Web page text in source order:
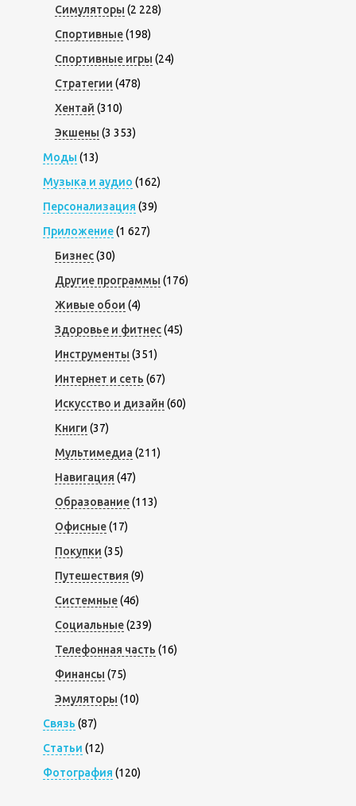
Симуляторы (2 228)
Спортивные(198)
Спортивные игры (24)
Стратегии (478)
Хентай (310)
Экшены (3 353)
Моды (13)
Музыка и аудио (162)
Персонализация (39)
Приложение(1 627)
Бизнес(30)
Другие программы (176)
Живые обои (4)
Здоровье и фитнес(45)
Инструменты (351)
Интернет и сеть (67)
Искусство и дизайн (60)
Книги (37)
Мультимедиа (211)
Навигация (47)
Образование(113)
Офисные(17)
Покупки (35)
Путешествия (9)
Системные(46)
Социальные(239)
Телефонная часть (16)
Финансы (75)
Эмуляторы (10)
Связь (87)
Статьи (12)
Фотография (120)